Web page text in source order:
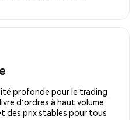
profonde pour le trading
d'ordres à haut volume
des prix stables pour tous